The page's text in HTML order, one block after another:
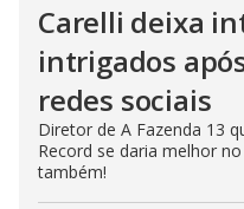
Carelli deixa
intrigados
redes sociais
Diretor de A Fazenda 13
Record se daria melhor
também!